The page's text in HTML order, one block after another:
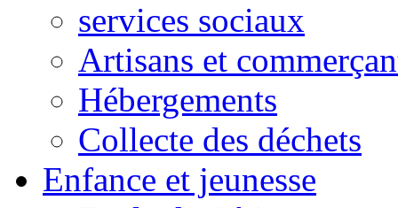
services sociaux
Artisans et
Hébergements
Collecte des déchets
Enfance et jeunesse